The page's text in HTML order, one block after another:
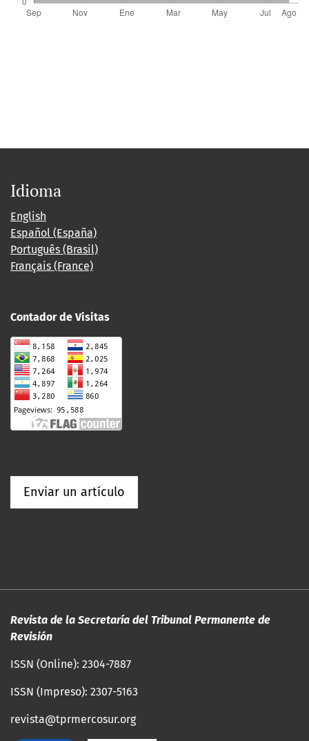
Idioma
English
Español (España)
Português (Brasil)
Français (France)
Contador de Visitas
Enviar un artículo
Revista de la Secretaría del Tribunal Permanente de
Revisión
ISSN (Online): 2304-7887
ISSN (Impreso): 2307-5163
revista@tprmercosur.org